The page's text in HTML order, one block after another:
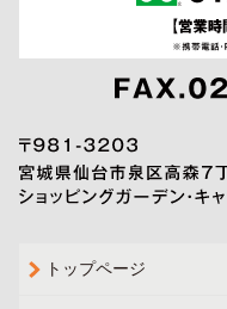
トップページ